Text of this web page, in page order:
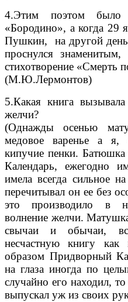
4.Этим поэтом было
«Бородино», а когда 29
Пушкин, на другой день
проснулся
стихотворение «Смерть
(М.Ю.Лермонтов)
5.Какая книга
желчи?
(Однажды осенью
медовое варенье а я,
кипучие пенки.
Календарь, ежегодно
имела всегда сильное
перечитывал он ее без
это производило в
волнение желчи.
свычаи и обычаи,
несчастную книгу
образом Придворный
на глаза иногда по
случайно его находил,
выпускал уж из своих